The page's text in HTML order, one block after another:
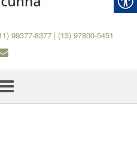
99377-8377 | (13) 97800-5451